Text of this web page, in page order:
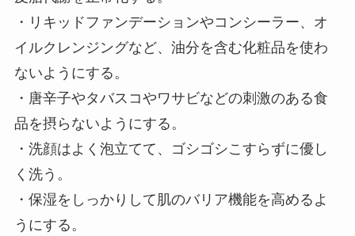
・リキッドファンデーションやコンシーラー、オ
イルクレンジングなど、油分を含む化粧品を使わ
ないようにする。
・唐辛子やタバスコやワサビなどの刺激のある食
品を摂らないようにする。
・洗顔はよく泡立てて、ゴシゴシこすらずに優し
く洗う。
・保湿をしっかりして肌のバリア機能を高めるよ
うにする。